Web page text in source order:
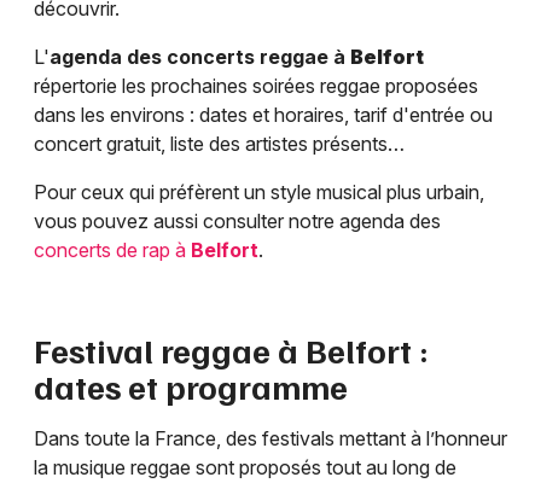
découvrir.
L'agenda des concerts reggae à Belfort
répertorie les prochaines soirées reggae proposées
dans les environs : dates et horaires, tarif d'entrée ou
concert gratuit, liste des artistes présents…
Pour ceux qui préfèrent un style musical plus urbain,
vous pouvez aussi consulter notre agenda des
concerts de rap à Belfort.
Festival reggae à Belfort :
dates et programme
Dans toute la France, des festivals mettant à l’honneur
la musique reggae sont proposés tout au long de